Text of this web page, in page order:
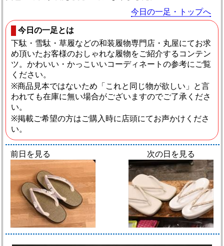
今日の一足・トップへ
今日の一足とは
下駄・雪駄・草履などの和装履物専門店・丸屋にてお求
め頂いたお客様のおしゃれな履物をご紹介するコンテン
ツ。かわいい・かっこいいコーディネートの参考にご覧
ください。
※商品見本ではないため「これと同じ物が欲しい」と言
われても在庫に無い場合がございますのでご了承くださ
い。
※掲載ご希望の方はご購入時に店頭にてお声かけくださ
い。
前日を見る 次の日を見る